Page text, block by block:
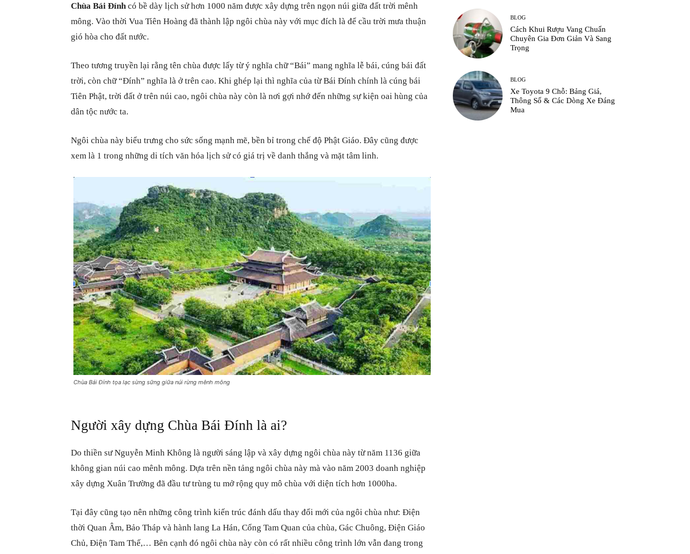
điều
thú
vi
Chùa Bái Đính có bề dày lịch sử hơn 1000 năm được xây dựng trên ngọn núi giữa đất trời mênh
mông. Vào thời Vua Tiên Hoàng đã thành lập ngôi chùa này với mục đích là để cầu trời mưa thuận
gió hòa cho đất nước.
Theo tương truyền lại rằng tên chùa được lấy từ ý nghĩa chữ “Bái” mang nghĩa lễ bái, cúng bái đất
trời, còn chữ “Đính” nghĩa là ở trên cao. Khi ghép lại thì nghĩa của từ Bái Đính chính là cúng bái
Tiên Phật, trời đất ở trên núi cao, ngôi chùa này còn là nơi gợi nhớ đến những sự kiện oai hùng của
dân tộc nước ta.
Ngôi chùa này biểu trưng cho sức sống mạnh mẽ, bền bỉ trong chế độ Phật Giáo. Đây cũng được
xem là 1 trong những di tích văn hóa lịch sử có giá trị về danh thắng và mặt tâm linh.
Chùa Bái Đính tọa lạc sừng sững giữa núi rừng mênh mông
Người xây dựng Chùa Bái Đính là ai?
Do thiền sư Nguyễn Minh Không là người sáng lập và xây dựng ngôi chùa này từ năm 1136 giữa
không gian núi cao mênh mông. Dựa trên nền tảng ngôi chùa này mà vào năm 2003 doanh nghiệp
xây dựng Xuân Trường đã đầu tư trùng tu mở rộng quy mô chùa với diện tích hơn 1000ha.
Tại đây cũng tạo nên những công trình kiến trúc đánh dấu thay đổi mới của ngôi chùa như: Điện
thời Quan Âm, Bảo Tháp và hành lang La Hán, Cổng Tam Quan của chùa, Gác Chuông, Điện Giáo
Chủ, Điện Tam Thế,… Bên cạnh đó ngôi chùa này còn có rất nhiều công trình lớn vẫn đang trong
BLOG
Cách Khui Rượu Vang Chuẩn
Chuyên Gia Đơn Giản Và Sang
Trọng
BLOG
Xe Toyota 9 Chỗ: Bảng Giá,
Thông Số & Các Dòng Xe Đáng
Mua